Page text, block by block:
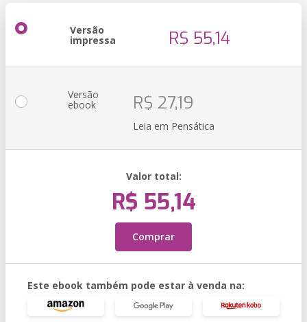
Versão
impressa R$ 55,14
Versão
ebook R$ 27,19
Leia em Pensática
Valor total:
R$ 55,14
Comprar
Este ebook também pode estar à venda na: